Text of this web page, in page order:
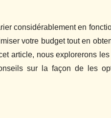
considérablement en
votre budget tout en
article, nous explorerons
sur la façon de les